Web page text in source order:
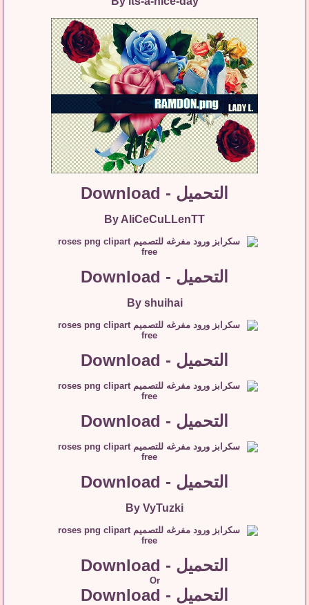
التحميل - Download
By AliCeCuLLenTT
التحميل - Download
By shuihai
التحميل - Download
التحميل - Download
التحميل - Download
By VyTuzki
التحميل - Download
Or
التحميل - Download